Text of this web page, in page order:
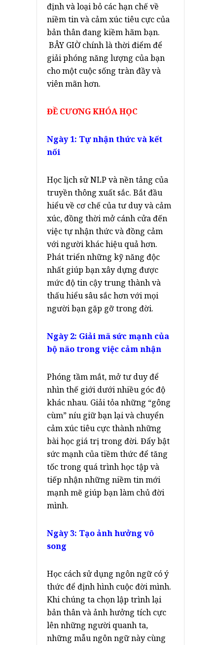
định và loại bỏ các hạn chế về
niềm tin và cảm xúc tiêu cực của
bản thân đang kiềm hãm bạn.
BÂY GIỜ chính là thời điểm để
giải phóng năng lượng của bạn
cho một cuộc sống tràn đầy và
viên mãn hơn.
ĐỀ CƯƠNG KHÓA HỌC
Ngày 1: Tự nhận thức và kết
nối
Học lịch sử NLP và nền tảng của
truyền thông xuất sắc. Bắt đầu
hiểu về cơ chế của tư duy và cảm
xúc, đồng thời mở cánh cửa đến
việc tự nhận thức và đồng cảm
với người khác hiệu quả hơn.
Phát triển những kỹ năng độc
nhất giúp bạn xây dựng được
mức độ tin cậy trung thành và
thấu hiểu sâu sắc hơn với mọi
người bạn gặp gỡ trong đời.
Ngày 2: Giải mã sức mạnh của
bộ não trong việc cảm nhận
Phóng tầm mắt, mở tư duy để
nhìn thế giới dưới nhiều góc độ
khác nhau. Giải tỏa những “gông
cùm” níu giữ bạn lại và chuyển
cảm xúc tiêu cực thành những
bài học giá trị trong đời. Đẩy bật
sức mạnh của tiềm thức để tăng
tốc trong quá trình học tập và
tiếp nhận những niềm tin mới
mạnh mẽ giúp bạn làm chủ đời
mình.
Ngày 3: Tạo ảnh hưởng vô
song
Học cách sử dụng ngôn ngữ có ý
thức để định hình cuộc đời mình.
Khi chúng ta chọn lập trình lại
bản thân và ảnh hưởng tích cực
lên những người quanh ta,
những mẫu ngôn ngữ này cùng